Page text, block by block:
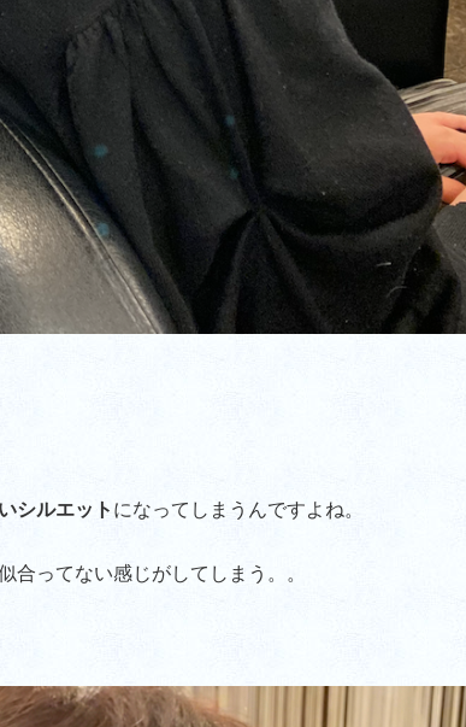
シルエット になってしまうんですよね。
合ってない感じがしてしまう。。